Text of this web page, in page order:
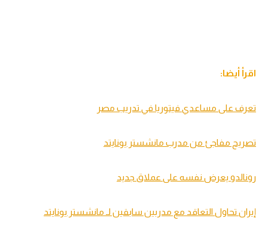
اقرأ أيضا:
تعرف على مساعدي فيتوريا في تدريب مصر
تصريح مفاجئ من مدرب مانشستر يونايتد
رونالدو يعرض نفسه على عملاق جديد
إيران تحاول التعاقد مع مدربين سابقين لـ مانشستر يونايتد